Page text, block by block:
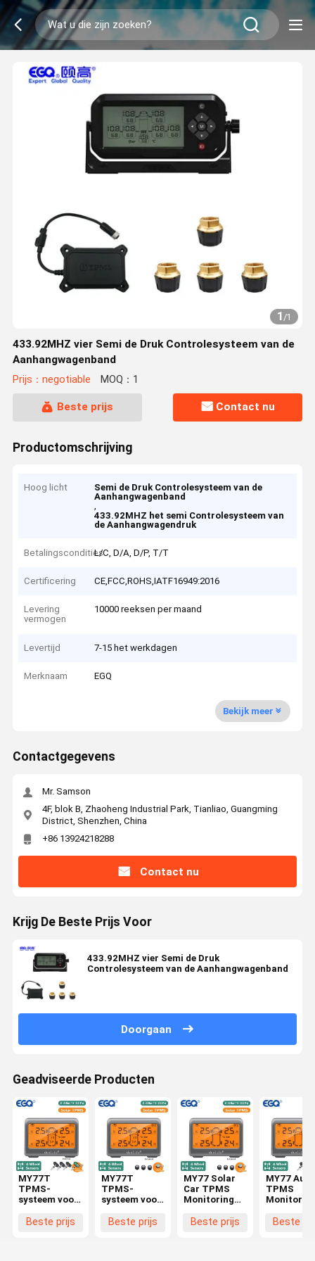
1/1
433.92MHZ vier Semi de Druk Controlesysteem van de
Aanhangwagenband
Prijs：negotiable MOQ：1
Beste prijs Contact nu
Productomschrijving
Hoog licht
Semi de Druk Controlesysteem van de
Aanhangwagenband
,
433.92MHZ het semi Controlesysteem van
de Aanhangwagendruk
BetalingsconditiesL/C, D/A, D/P, T/T
Certificering CE,FCC,ROHS,IATF16949:2016
Levering
vermogen
10000 reeksen per maand
Levertijd 7-15 het werkdagen
Merknaam EGQ
Bekijk meer
Contactgegevens
Mr. Samson
4F, blok B, Zhaoheng Industrial Park, Tianliao, Guangming
District, Shenzhen, China
+86 13924218288
Contact nu
Krijg De Beste Prijs Voor
433.92MHZ vier Semi de Druk
Controlesysteem van de Aanhangwagenband
Doorgaan
Geadviseerde Producten
MY77T
TPMS-
systeem voor
energie voor
Beste prijs
MY77T
TPMS-
systeem voor
energie voor
Beste prijs
MY77 Solar
Car TPMS
Monitoring
433MHz
Beste prijs
MY77 Auto
TPMS
433MHz
Beste